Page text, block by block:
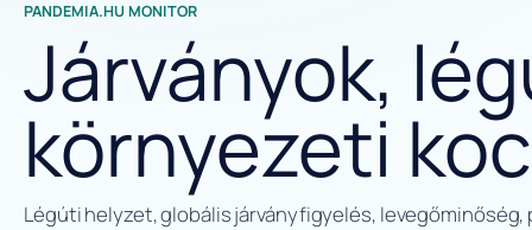
PANDEMIA.HU MONITOR
Járványok,
környezeti
Légúti helyzet, globális járványfigyelés,